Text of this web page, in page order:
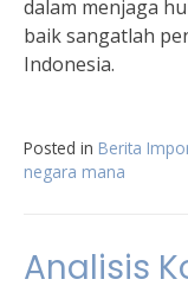
dalam menjaga
baik sangatlah
Indonesia.
Posted in Berita
negara mana
Analisis